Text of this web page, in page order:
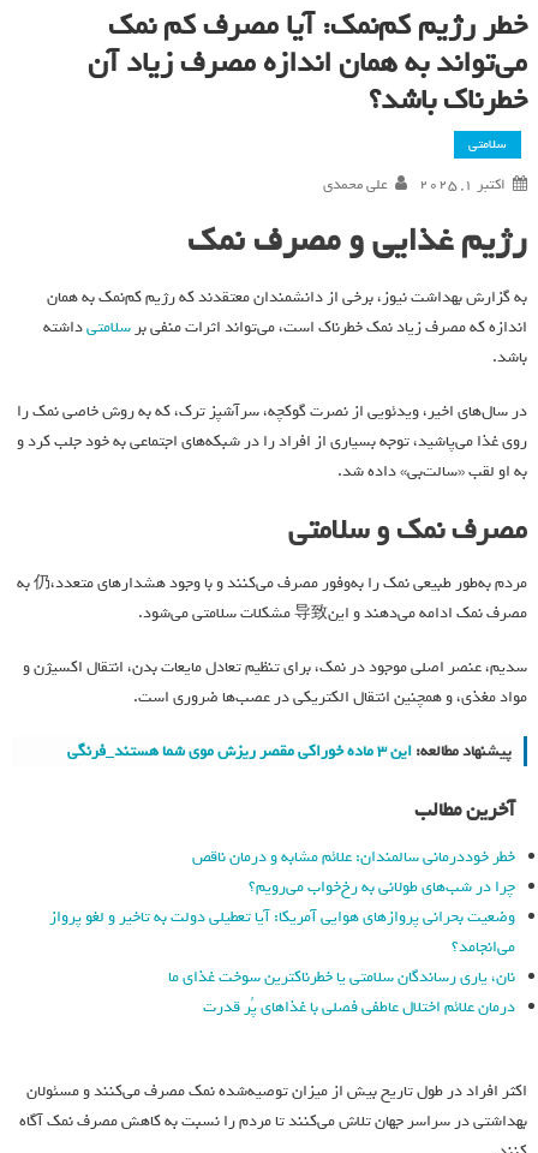
خطر رژیم کم‌نمک: آیا مصرف کم نمک
می‌تواند به همان اندازه مصرف زیاد آن
خطرناک باشد؟
سلامتی
اکتبر 1, 2025 علی محمدی
رژیم غذایی و مصرف نمک
به گزارش بهداشت نیوز، برخی از دانشمندان معتقدند که رژیم کم‌نمک به همان
اندازه که مصرف زیاد نمک خطرناک است، می‌تواند اثرات منفی بر سلامتیداشته
باشد.
در سال‌های اخیر، ویدئویی از نصرت گوکچه، سرآشپز ترک، که به روش خاصی نمک را
روی غذا می‌پاشید، توجه بسیاری از افراد را در شبکه‌های اجتماعی به خود جلب کرد و
به او لقب «سالت‌بی» داده شد.
مصرف نمک و سلامتی
مردم به‌طور طبیعی نمک را به‌وفور مصرف می‌کنند و با وجود هشدارهای متعدد،仍 به
مصرف نمک ادامه می‌دهند و این导致 مشکلات سلامتی می‌شود.
سدیم، عنصر اصلی موجود در نمک، برای تنظیم تعادل مایعات بدن، انتقال اکسیژن و
مواد مغذی، و همچنین انتقال الکتریکی در عصب‌ها ضروری است.
پیشنهاد مطالعه:این ۳ ماده خوراکی مقصر ریزش موی شما هستند_فرنگی
آخرین مطالب
خطر خوددرمانی سالمندان: علائم مشابه و درمان ناقص
چرا در شب‌های طولانی به رخ‌خواب می‌رویم؟
وضعیت بحرانی پروازهای هوایی آمریکا: آیا تعطیلی دولت به تاخیر و لغو پرواز
می‌انجامد؟
نان، یاری رساندگان سلامتی یا خطرناکترین سوخت غذای ما
درمان علائم اختلال عاطفی فصلی با غذاهای پُر قدرت
اکثر افراد در طول تاریخ بیش از میزان توصیه‌شده نمک مصرف می‌کنند و مسئولان
بهداشتی در سراسر جهان تلاش می‌کنند تا مردم را نسبت به کاهش مصرف نمک آگاه